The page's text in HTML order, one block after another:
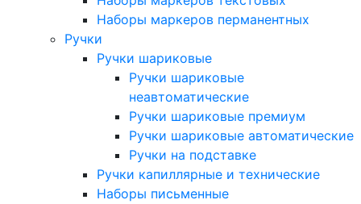
Наборы маркеров перманентных
Ручки
Ручки шариковые
Ручки шариковые
неавтоматические
Ручки шариковые премиум
Ручки шариковые автоматические
Ручки на подставке
Ручки капиллярные и технические
Наборы письменные